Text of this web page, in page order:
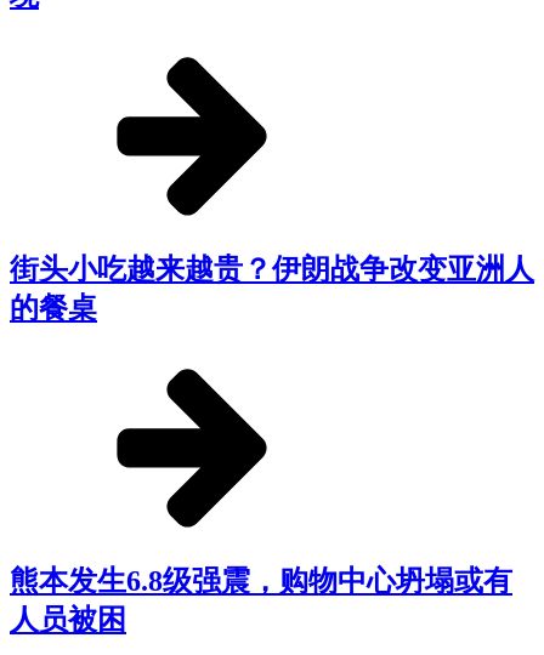
街头小吃越来越贵？伊朗战争改变亚洲人
的餐桌
熊本发生6.8级强震，购物中心坍塌或有
人员被困